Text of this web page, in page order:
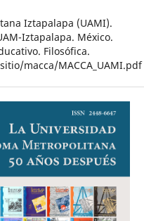
Iztapalapa (UAMI).
Iztapalapa. México.
Filosófica.
macca/MACCA_UAMI.pdf